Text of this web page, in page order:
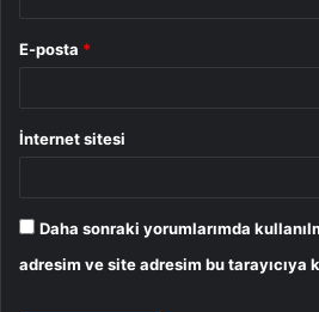
E-posta *
İnternet sitesi
Daha sonraki yorumlarımda
adresim ve site adresim bu tarayıcıya